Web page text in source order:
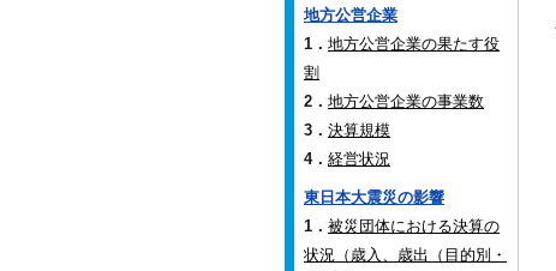
地方公営企業
1． 地方公営企業の果たす役
割
2． 地方公営企業の事業数
3． 決算規模
4． 経営状況
東日本大震災の影響
1． 被災団体における決算の
状況（歳入、歳出（目的別・